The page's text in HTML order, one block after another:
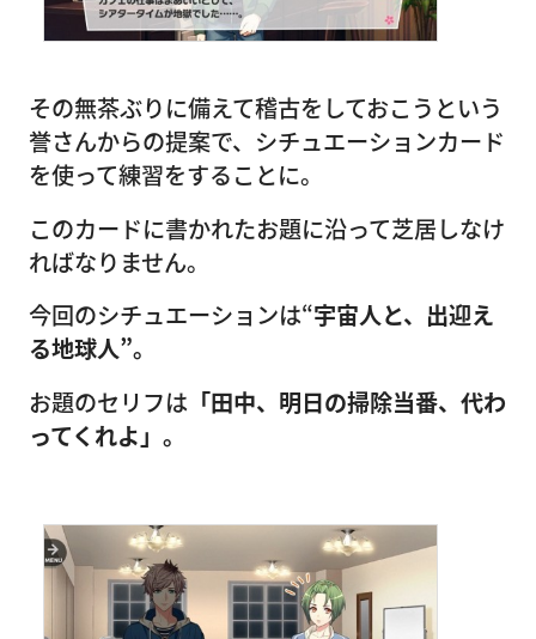
その無茶ぶりに備えて稽古をしておこうという
誉さんからの提案で、シチュエーションカード
を使って練習をすることに。
このカードに書かれたお題に沿って芝居しなけ
ればなりません。
今回のシチュエーションは“宇宙人と、出迎え
る地球人”。
お題のセリフは 「田中、明日の掃除当番、代わ
ってくれよ」。